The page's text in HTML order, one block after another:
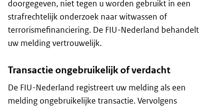
doorgegeven, niet tegen u worden gebruikt in een
strafrechtelijk onderzoek naar witwassen of
terrorismefinanciering. De FIU-Nederland behandelt
uw melding vertrouwelijk.
Transactie ongebruikelijk of verdacht
De FIU-Nederland registreert uw melding als een
melding ongebruikelijke transactie. Vervolgens